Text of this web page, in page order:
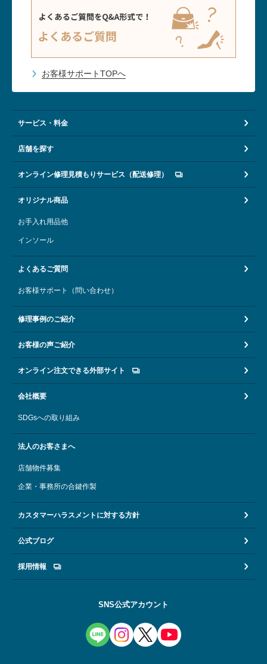
お客様サポートTOPへ
サービス・料金
店舗を探す
オンライン修理見積もりサービス（配送修理）
オリジナル商品
お手入れ用品他
インソール
よくあるご質問
お客様サポート（問い合わせ）
修理事例のご紹介
お客様の声ご紹介
オンライン注文できる外部サイト
会社概要
SDGsへの取り組み
法人のお客さまへ
店舗物件募集
企業・事務所の合鍵作製
カスタマーハラスメントに対する方針
公式ブログ
採用情報
SNS公式アカウント